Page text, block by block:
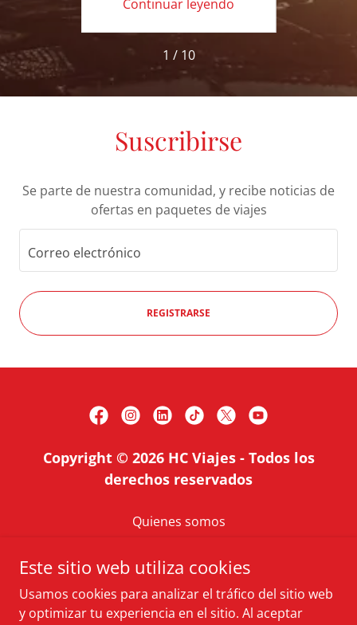
Continuar leyendo
1 / 10
Suscribirse
Se parte de nuestra comunidad, y recibe noticias de
ofertas en paquetes de viajes
Correo electrónico
REGISTRARSE
Copyright © 2026 HC Viajes - Todos los
derechos reservados
Quienes somos
Blog
Condiciones Generales
Libro de Reclamaciones
Este sitio web utiliza cookies
Usamos cookies para analizar el tráfico del sitio web
y optimizar tu experiencia en el sitio. Al aceptar